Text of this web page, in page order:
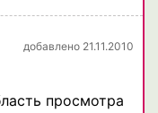
добавлено 21.11.2010
просмотра